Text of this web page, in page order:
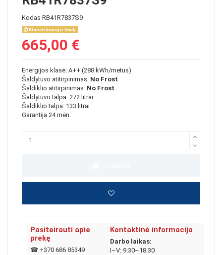
Kodas RB41R7837S9
Klausti kainą ir likutį
665,00 €
Energijos klasė: A++ (288 kWh/metus)
Šaldytuvo atitirpinimas: No Frost
Šaldiklio atitirpinimas: No Frost
Šaldytuvo talpa: 272 litrai
Šaldiklio talpa: 133 litrai
Garantija 24 mėn.
Pasiteirauti apie
prekę
☎ +370 686 85349
Kontaktinė informacija
Darbo laikas:
I–V: 9:30–18:30